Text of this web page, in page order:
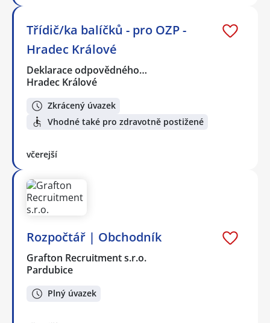
Třídič/ka balíčků - pro OZP -
Hradec Králové
Deklarace odpovědného…
Hradec Králové
Zkrácený úvazek
Vhodné také pro zdravotně postižené
včerejší
Rozpočtář | Obchodník
Grafton Recruitment s.r.o.
Pardubice
Plný úvazek